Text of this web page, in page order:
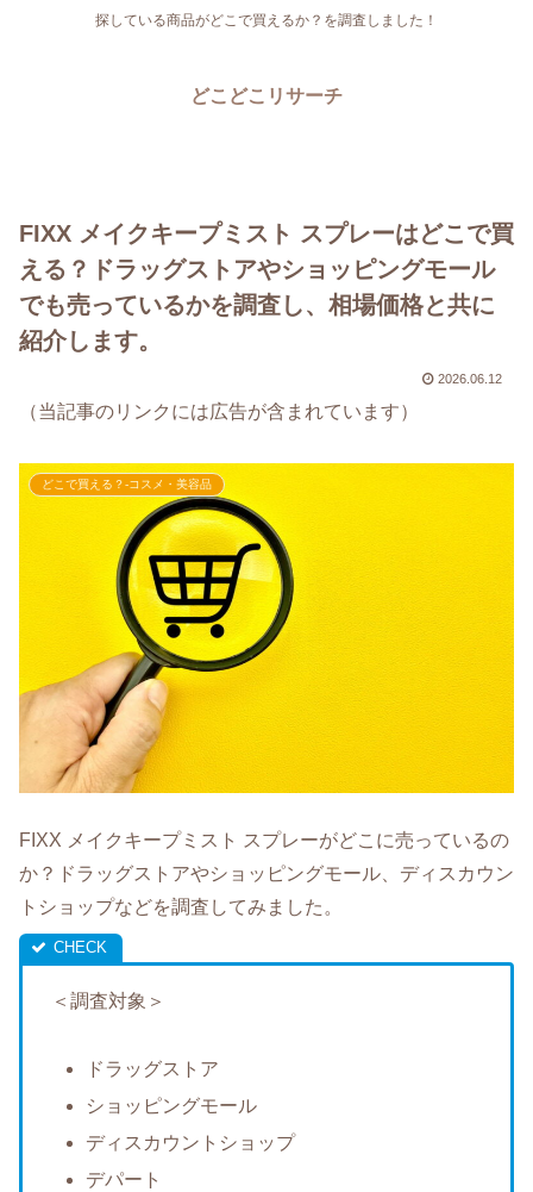
探している商品がどこで買えるか？を調査しました！
どこどこリサーチ
FIXX メイクキープミスト スプレーはどこで買
える？ドラッグストアやショッピングモール
でも売っているかを調査し、相場価格と共に
紹介します。
2026.06.12
（当記事のリンクには広告が含まれています）
どこで買える？-コスメ・美容品
FIXX メイクキープミスト スプレーがどこに売っているの
か？ドラッグストアやショッピングモール、ディスカウン
トショップなどを調査してみました。
＜調査対象＞
ドラッグストア
ショッピングモール
ディスカウントショップ
デパート